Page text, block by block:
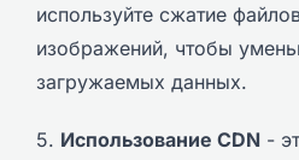
используйте сжатие
изображений, чтобы
загружаемых данных.
5. Использование CDN -